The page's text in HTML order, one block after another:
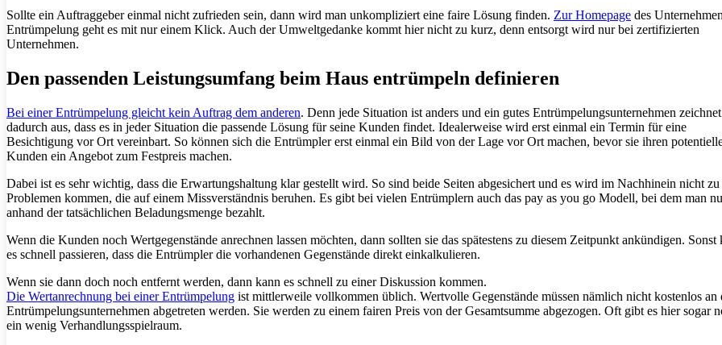
Sollte ein Auftraggeber einmal nicht zufrieden sein, dann wird man unkompliziert eine faire Lösung finden. Zur Homepage des
Entrümpelung geht es mit nur einem Klick. Auch der Umweltgedanke kommt hier nicht zu kurz, denn entsorgt wird nur bei zertifizierten
Unternehmen.
Den passenden Leistungsumfang beim Haus entrümpeln definieren
Bei einer Entrümpelung gleicht kein Auftrag dem anderen. Denn jede Situation ist anders und ein gutes Entrümpelungsunternehmen
dadurch aus, dass es in jeder Situation die passende Lösung für seine Kunden findet. Idealerweise wird erst einmal ein Termin für eine
Besichtigung vor Ort vereinbart. So können sich die Entrümpler erst einmal ein Bild von der Lage vor Ort machen, bevor sie ihren
Kunden ein Angebot zum Festpreis machen.
Dabei ist es sehr wichtig, dass die Erwartungshaltung klar gestellt wird. So sind beide Seiten abgesichert und es wird im Nachhinein nicht zu
Problemen kommen, die auf einem Missverständnis beruhen. Es gibt bei vielen Entrümplern auch das pay as you go Modell, bei dem man
anhand der tatsächlichen Beladungsmenge bezahlt.
Wenn die Kunden noch Wertgegenstände anrechnen lassen möchten, dann sollten sie das spätestens zu diesem Zeitpunkt ankündigen. Sonst
es schnell passieren, dass die Entrümpler die vorhandenen Gegenstände direkt einkalkulieren.
Wenn sie dann doch noch entfernt werden, dann kann es schnell zu einer Diskussion kommen.
Die Wertanrechnung bei einer Entrümpelung ist mittlerweile vollkommen üblich. Wertvolle Gegenstände müssen nämlich nicht kostenlos an
Entrümpelungsunternehmen abgetreten werden. Sie werden zu einem fairen Preis von der Gesamtsumme abgezogen. Oft gibt es hier sogar
ein wenig Verhandlungsspielraum.